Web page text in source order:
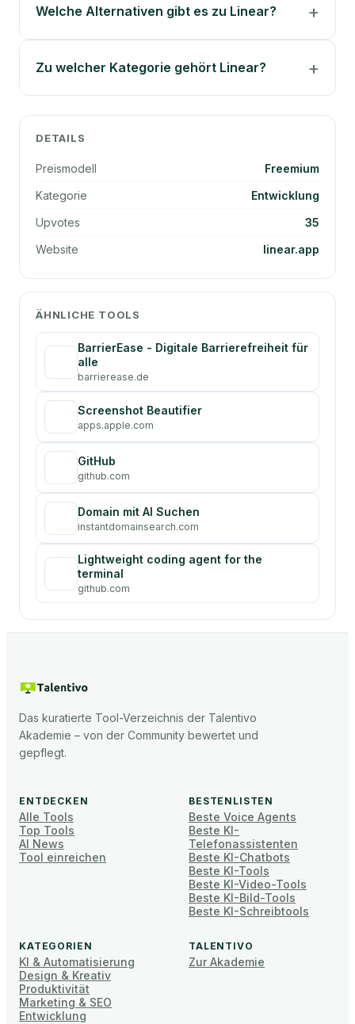
Welche Alternativen gibt es zu Linear?
Zu welcher Kategorie gehört Linear?
DETAILS
Preismodell
Freemium
Kategorie
Entwicklung
Upvotes
35
Website
linear.app
ÄHNLICHE TOOLS
BarrierEase - Digitale Barrierefreiheit für
alle
barrierease.de
Screenshot Beautifier
apps.apple.com
GitHub
github.com
Domain mit AI Suchen
instantdomainsearch.com
Lightweight coding agent for the
terminal
github.com
Das kuratierte Tool-Verzeichnis der Talentivo
Akademie – von der Community bewertet und
gepflegt.
ENTDECKEN
Alle Tools
Top Tools
AI News
Tool einreichen
BESTENLISTEN
Beste Voice Agents
Beste KI-
Telefonassistenten
Beste KI-Chatbots
Beste KI-Tools
Beste KI-Video-Tools
Beste KI-Bild-Tools
Beste KI-Schreibtools
KATEGORIEN
KI & Automatisierung
Design & Kreativ
Produktivität
Marketing & SEO
Entwicklung
TALENTIVO
Zur Akademie